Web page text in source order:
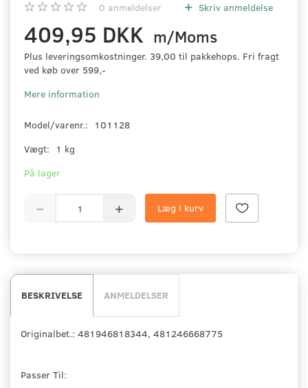
0 anmeldelser Skriv anmeldelse
409,95 DKK m/Moms
Plus leveringsomkostninger. 39,00 til pakkehops. Fri fragt
ved køb over 599,-
Mere information
Model/varenr.:
101128
Vægt:
1 kg
På lager
Læg i kurv
BESKRIVELSE ANMELDELSER
Originalbet.: 481946818344, 481246668775
Passer Til: